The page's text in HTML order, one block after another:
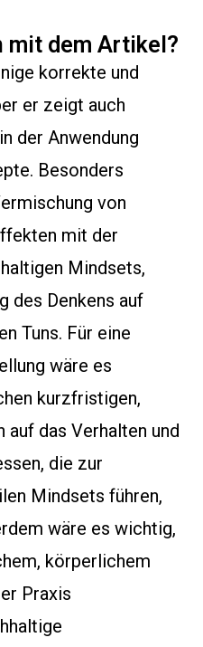
mit dem Artikel?
korrekte und
er zeigt auch
der Anwendung
Besonders
von
mit der
Mindsets,
des Denkens auf
Tuns. Für eine
wäre es
kurzfristigen,
auf das Verhalten und
die zur
Mindsets führen,
wäre es wichtig,
körperlichem
Praxis